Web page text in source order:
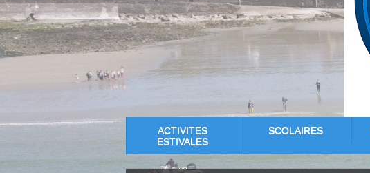
ACTIVITES
ESTIVALES
SCOLAIRES